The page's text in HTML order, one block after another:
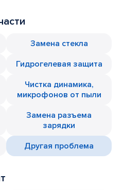
Замена стекла
Гидрогелевая защита
Чистка динамика,
микрофонов от пыли
Замена разъема
зарядки
Другая проблема